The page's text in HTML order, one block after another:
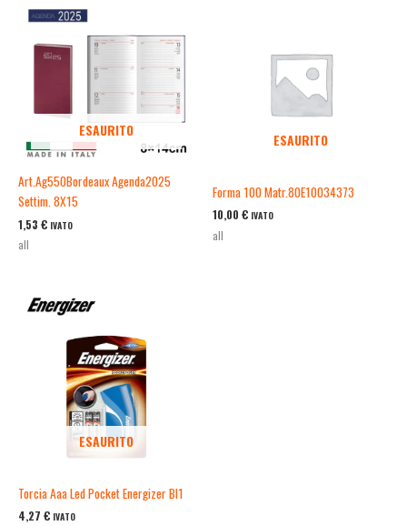
ESAURITO
Art.Ag550Bordeaux Agenda2025
Settim. 8X15
1,53 € IVATO
all
ESAURITO
Forma 100 Matr.80E10034373
10,00 € IVATO
all
ESAURITO
Torcia Aaa Led Pocket Energizer Bl1
4,27 € IVATO